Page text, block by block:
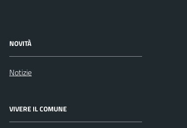
NOVITÀ
Notizie
VIVERE IL COMUNE